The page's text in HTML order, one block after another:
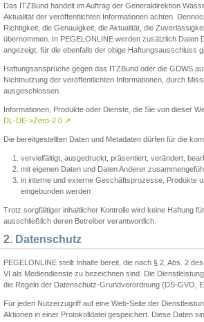
Das ITZBund handelt im Auftrag der Generaldirektion
Aktualität der veröffentlichten Informationen achten.
Richtigkeit, die Genauigkeit, die Aktualität, die
übernommen. In PEGELONLINE werden zusätzlich Daten
angezeigt, für die ebenfalls der obige Haftungsausschluss
Haftungsansprüche gegen das ITZBund oder die GDWS
Nichtnutzung der veröffentlichten Informationen, durch
ausgeschlossen.
Informationen, Produkte oder Dienste, die Sie von dieser
DL-DE->Zero-2.0 ↗
Die bereitgestellten Daten und Metadaten dürfen für die
vervielfältigt, ausgedruckt, präsentiert, verändert,
mit eigenen Daten und Daten Anderer
in interne und externe Geschäftsprozesse, Produkte
eingebunden werden
Trotz sorgfältiger inhaltlicher Kontrolle wird keine Haftung
ausschließlich deren Betreiber verantwortlich.
2. Datenschutz
PEGELONLINE stellt Inhalte bereit, die nach § 2, Abs. 2
VI als Mediendienste zu bezeichnen sind. Die
die Regeln der Datenschutz-Grundverordnung (DS-GVO,
Für jeden Nutzerzugriff auf eine Web-Seite der
Aktionen in einer Protokolldatei gespeichert. Diese Daten